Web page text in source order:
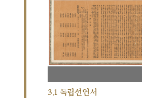
3.1 독립선언서